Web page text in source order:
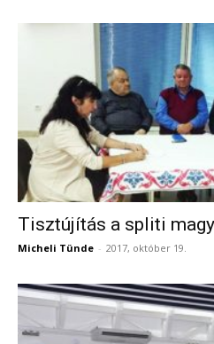
Tisztújítás a spliti
Micheli Tünde - 2017, október 19.